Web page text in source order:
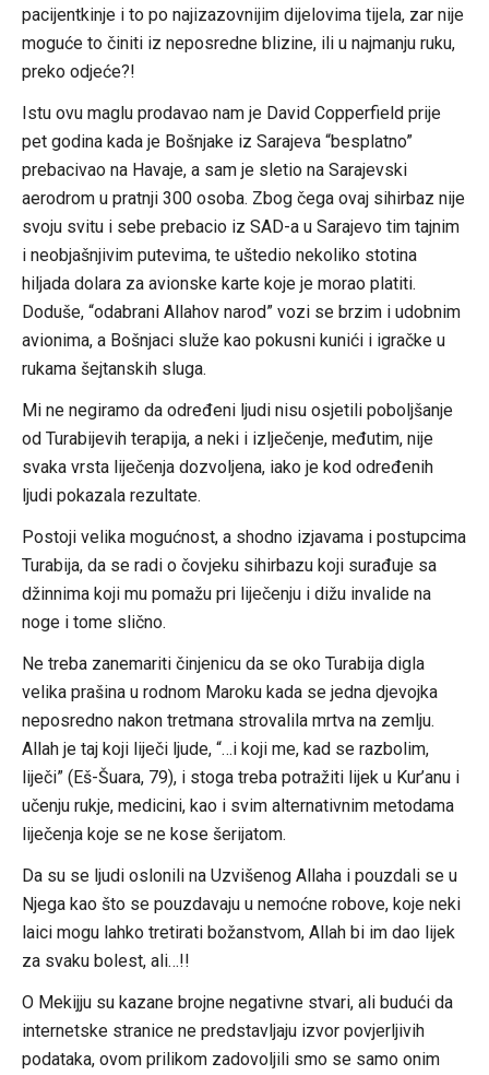
pacijentkinje i to po najizazovnijim dijelovima tijela, zar nije
moguće to činiti iz neposredne blizine, ili u najmanju ruku,
preko odjeće?!
Istu ovu maglu prodavao nam je David Copperfield prije
pet godina kada je Bošnjake iz Sarajeva “besplatno”
prebacivao na Havaje, a sam je sletio na Sarajevski
aerodrom u pratnji 300 osoba. Zbog čega ovaj sihirbaz nije
svoju svitu i sebe prebacio iz SAD-a u Sarajevo tim tajnim
i neobjašnjivim putevima, te uštedio nekoliko stotina
hiljada dolara za avionske karte koje je morao platiti.
Doduše, “odabrani Allahov narod” vozi se brzim i udobnim
avionima, a Bošnjaci služe kao pokusni kunići i igračke u
rukama šejtanskih sluga.
Mi ne negiramo da određeni ljudi nisu osjetili poboljšanje
od Turabijevih terapija, a neki i izlječenje, međutim, nije
svaka vrsta liječenja dozvoljena, iako je kod određenih
ljudi pokazala rezultate.
Postoji velika mogućnost, a shodno izjavama i postupcima
Turabija, da se radi o čovjeku sihirbazu koji surađuje sa
džinnima koji mu pomažu pri liječenju i dižu invalide na
noge i tome slično.
Ne treba zanemariti činjenicu da se oko Turabija digla
velika prašina u rodnom Maroku kada se jedna djevojka
neposredno nakon tretmana strovalila mrtva na zemlju.
Allah je taj koji liječi ljude, “…i koji me, kad se razbolim,
liječi” (Eš-Šuara, 79), i stoga treba potražiti lijek u Kur’anu i
učenju rukje, medicini, kao i svim alternativnim metodama
liječenja koje se ne kose šerijatom.
Da su se ljudi oslonili na Uzvišenog Allaha i pouzdali se u
Njega kao što se pouzdavaju u nemoćne robove, koje neki
laici mogu lahko tretirati božanstvom, Allah bi im dao lijek
za svaku bolest, ali…!!
O Mekijju su kazane brojne negativne stvari, ali budući da
internetske stranice ne predstavljaju izvor povjerljivih
podataka, ovom prilikom zadovoljili smo se samo onim